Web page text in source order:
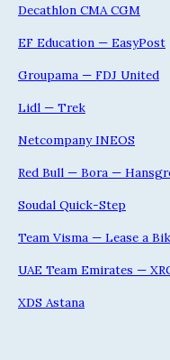
Decathlon CMA CGM
EF Education — EasyPost
Groupama — FDJ United
Lidl — Trek
Netcompany INEOS
Red Bull — Bora —
Soudal Quick-Step
Team Visma — Lease a
UAE Team Emirates —
XDS Astana